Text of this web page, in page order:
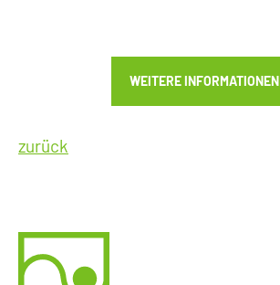
WEITERE INFORMATIONEN
zurück